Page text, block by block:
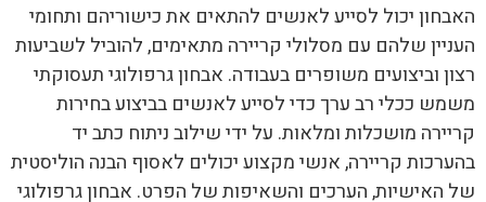
האבחון יכול לסייע לאנשים להתאים את כישוריהם ותחומי
העניין שלהם עם מסלולי קריירה מתאימים, להוביל לשביעות
רצון וביצועים משופרים בעבודה. אבחון גרפולוגי תעסוקתי
משמש ככלי רב ערך כדי לסייע לאנשים בביצוע בחירות
קריירה מושכלות ומלאות. על ידי שילוב ניתוח כתב יד
בהערכות קריירה, אנשי מקצוע יכולים לאסוף הבנה הוליסטית
של האישיות, הערכים והשאיפות של הפרט. אבחון גרפולוגי